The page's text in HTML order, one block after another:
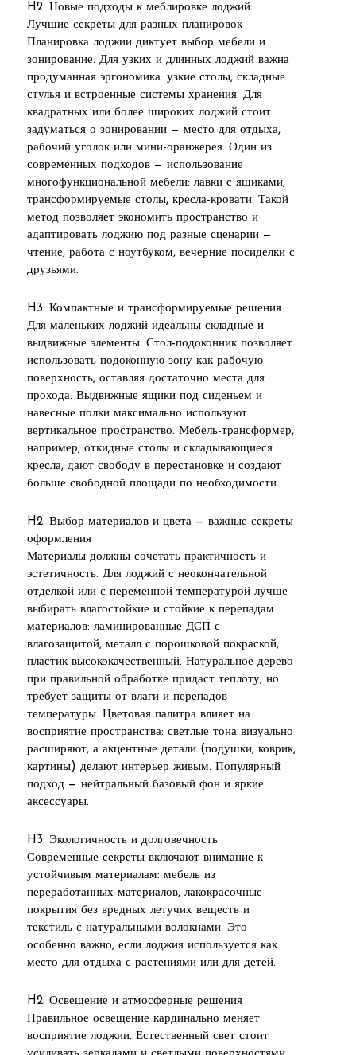
H2: Новые подходы к меблировке лоджий:
Лучшие секреты для разных планировок
Планировка лоджии диктует выбор мебели и
зонирование. Для узких и длинных лоджий важна
продуманная эргономика: узкие столы, складные
стулья и встроенные системы хранения. Для
квадратных или более широких лоджий стоит
задуматься о зонировании — место для отдыха,
рабочий уголок или мини-оранжерея. Один из
современных подходов — использование
многофункциональной мебели: лавки с ящиками,
трансформируемые столы, кресла-кровати. Такой
метод позволяет экономить пространство и
адаптировать лоджию под разные сценарии —
чтение, работа с ноутбуком, вечерние посиделки с
друзьями.
H3: Компактные и трансформируемые решения
Для маленьких лоджий идеальны складные и
выдвижные элементы. Стол-подоконник позволяет
использовать подоконную зону как рабочую
поверхность, оставляя достаточно места для
прохода. Выдвижные ящики под сиденьем и
навесные полки максимально используют
вертикальное пространство. Мебель-трансформер,
например, откидные столы и складывающиеся
кресла, дают свободу в перестановке и создают
больше свободной площади по необходимости.
H2: Выбор материалов и цвета — важные секреты
оформления
Материалы должны сочетать практичность и
эстетичность. Для лоджий с неокончательной
отделкой или с переменной температурой лучше
выбирать влагостойкие и стойкие к перепадам
материалов: ламинированные ДСП с
влагозащитой, металл с порошковой покраской,
пластик высококачественный. Натуральное дерево
при правильной обработке придаст теплоту, но
требует защиты от влаги и перепадов
температуры. Цветовая палитра влияет на
восприятие пространства: светлые тона визуально
расширяют, а акцентные детали (подушки, коврик,
картины) делают интерьер живым. Популярный
подход — нейтральный базовый фон и яркие
аксессуары.
H3: Экологичность и долговечность
Современные секреты включают внимание к
устойчивым материалам: мебель из
переработанных материалов, лакокрасочные
покрытия без вредных летучих веществ и
текстиль с натуральными волокнами. Это
особенно важно, если лоджия используется как
место для отдыха с растениями или для детей.
H2: Освещение и атмосферные решения
Правильное освещение кардинально меняет
восприятие лоджии. Естественный свет стоит